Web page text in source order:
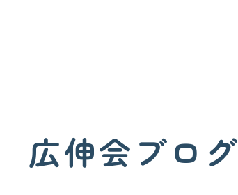
広伸会ブログ